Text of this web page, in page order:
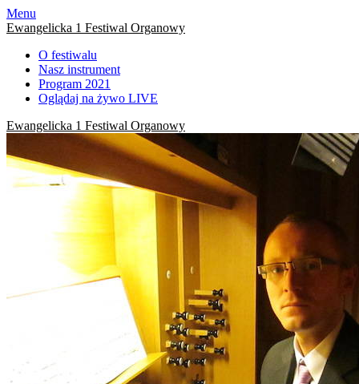
Skip
to
Menu
Ewangelicka 1 Festiwal Organowy
O festiwalu
Nasz instrument
Program 2021
Oglądaj na żywo LIVE
Ewangelicka 1 Festiwal Organowy